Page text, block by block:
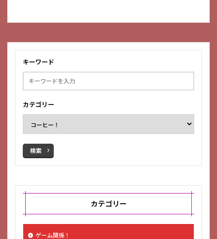
キーワード
カテゴリー
検索
カテゴリー
ゲーム関係！